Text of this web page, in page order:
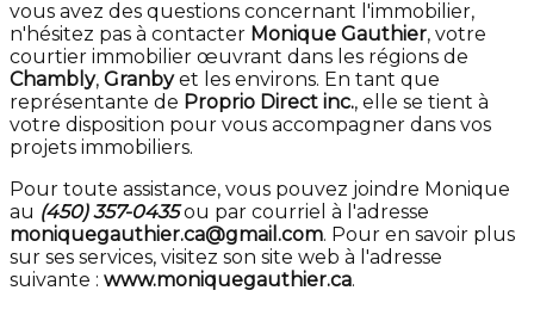
vous avez des questions concernant l'immobilier,
n'hésitez pas à contacter Monique Gauthier, votre
courtier immobilier œuvrant dans les régions de
Chambly, Granbyet les environs. En tant que
représentante de Proprio Direct inc., elle se tient à
votre disposition pour vous accompagner dans vos
projets immobiliers.
Pour toute assistance, vous pouvez joindre Monique
au (450) 357-0435ou par courriel à l'adresse
moniquegauthier.ca@gmail.com. Pour en savoir plus
sur ses services, visitez son site web à l'adresse
suivante : www.moniquegauthier.ca.